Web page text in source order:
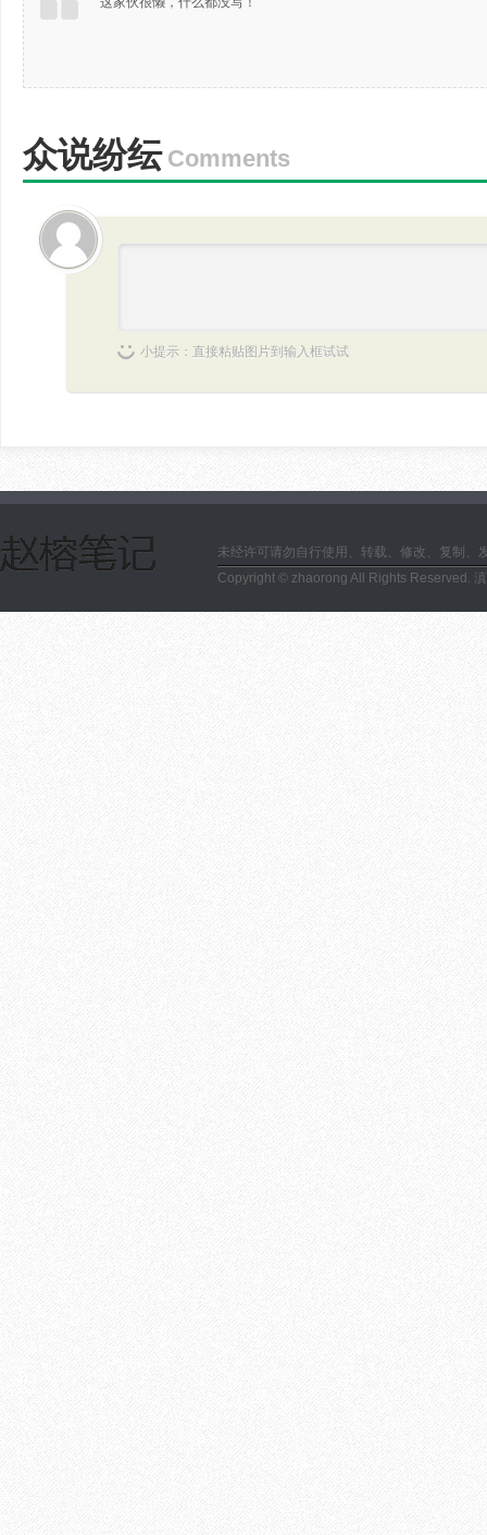
众说纷纭 Comments
小提示：直接粘贴图片到输入框试试
未经许可请勿自行使用、转载、修改、复制
Copyright © zhaorong All Rights Reserved.